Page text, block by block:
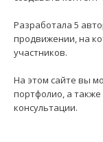
Разработала 5
продвижении, на
участников.
На этом сайте вы
портфолио, а также
консультации.